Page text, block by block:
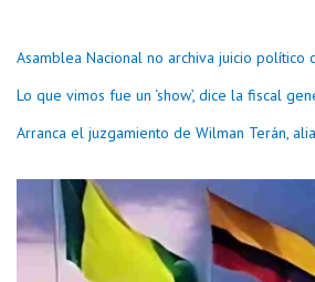
Asamblea Nacional no archiva juicio
Lo que vimos fue un ‘show’, dice la fiscal
Arranca el juzgamiento de Wilman Terán,